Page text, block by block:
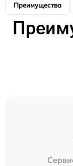
Преимущества